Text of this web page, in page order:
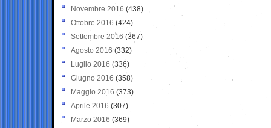
Novembre 2016 (438)
Ottobre 2016 (424)
Settembre 2016 (367)
Agosto 2016 (332)
Luglio 2016 (336)
Giugno 2016 (358)
Maggio 2016 (373)
Aprile 2016 (307)
Marzo 2016 (369)